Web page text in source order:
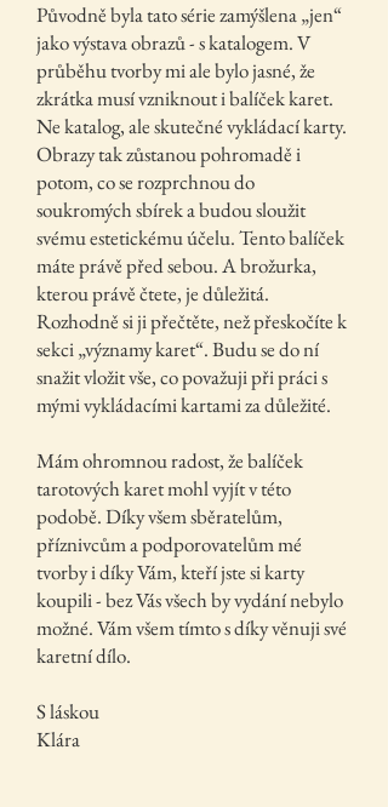
Původně byla tato série zamýšlena „jen“
jako výstava obrazů - s katalogem. V
průběhu tvorby mi ale bylo jasné, že
zkrátka musí vzniknout i balíček karet.
Ne katalog, ale skutečné vykládací karty.
Obrazy tak zůstanou pohromadě i
potom, co se rozprchnou do
soukromých sbírek a budou sloužit
svému estetickému účelu. Tento balíček
máte právě před sebou. A brožurka,
kterou právě čtete, je důležitá.
Rozhodně si ji přečtěte, než přeskočíte k
sekci „významy karet“. Budu se do ní
snažit vložit vše, co považuji při práci s
mými vykládacími kartami za důležité.
Mám ohromnou radost, že balíček
tarotových karet mohl vyjít v této
podobě. Díky všem sběratelům,
příznivcům a podporovatelům mé
tvorby i díky Vám, kteří jste si karty
koupili - bez Vás všech by vydání nebylo
možné. Vám všem tímto s díky věnuji své
karetní dílo.
S láskou
Klára